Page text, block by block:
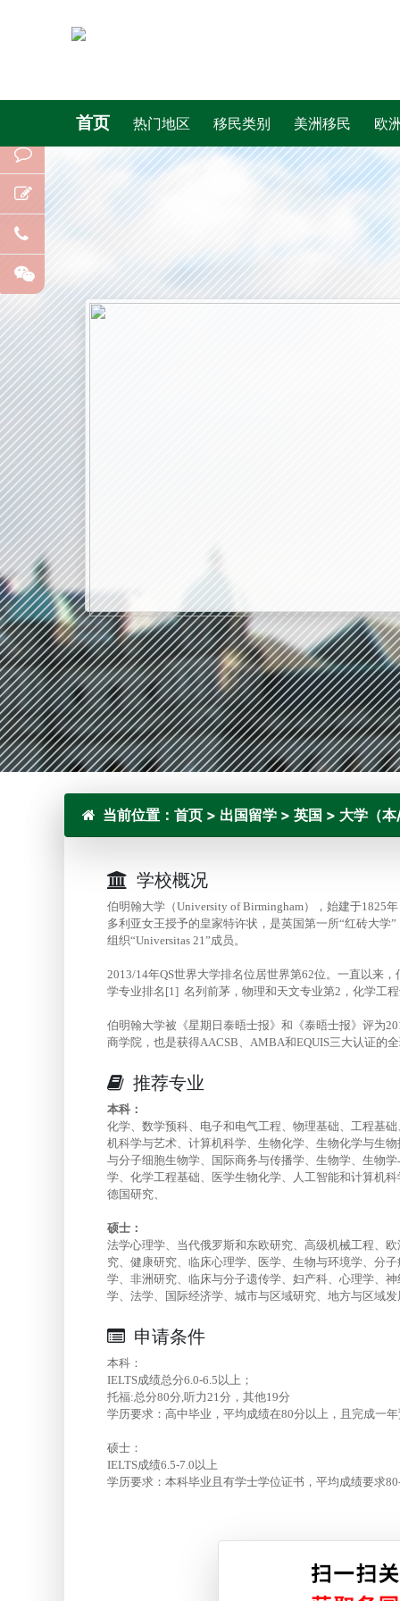
首页 热门地区 移民类别 美洲移民 欧
当前位置： 首页 > 出国留学 > 英国 > 大学（
学校概况
伯明翰大学（University of Birmingham），始建于1825
多利亚女王授予的皇家特许状，是英国第一所“红砖大
组织“Universitas 21”成员。
2013/14年QS世界大学排名位居世界第62位。一直以来
学专业排名[1] 名列前茅，物理和天文专业第2，化学工
伯明翰大学被《星期日泰晤士报》和《泰晤士报》评为
商学院，也是获得AACSB、AMBA和EQUIS三大认证的
推荐专业
本科：
化学、数学预科、电子和电气工程、物理基础、工程基
机科学与艺术、计算机科学、生物化学、生物化学与生
与分子细胞生物学、国际商务与传播学、生物学、生物
学、化学工程基础、医学生物化学、人工智能和计算机
德国研究、
硕士：
法学心理学、当代俄罗斯和东欧研究、高级机械工程、
究、健康研究、临床心理学、医学、生物与环境学、分
学、非洲研究、临床与分子遗传学、妇产科、心理学、
学、法学、国际经济学、城市与区域研究、地方与区域
申请条件
本科：
IELTS成绩总分6.0-6.5以上；
托福:总分80分,听力21分，其他19分
学历要求：高中毕业，平均成绩在80分以上，且完成一
硕士：
IELTS成绩6.5-7.0以上
学历要求：本科毕业且有学士学位证书，平均成绩要求